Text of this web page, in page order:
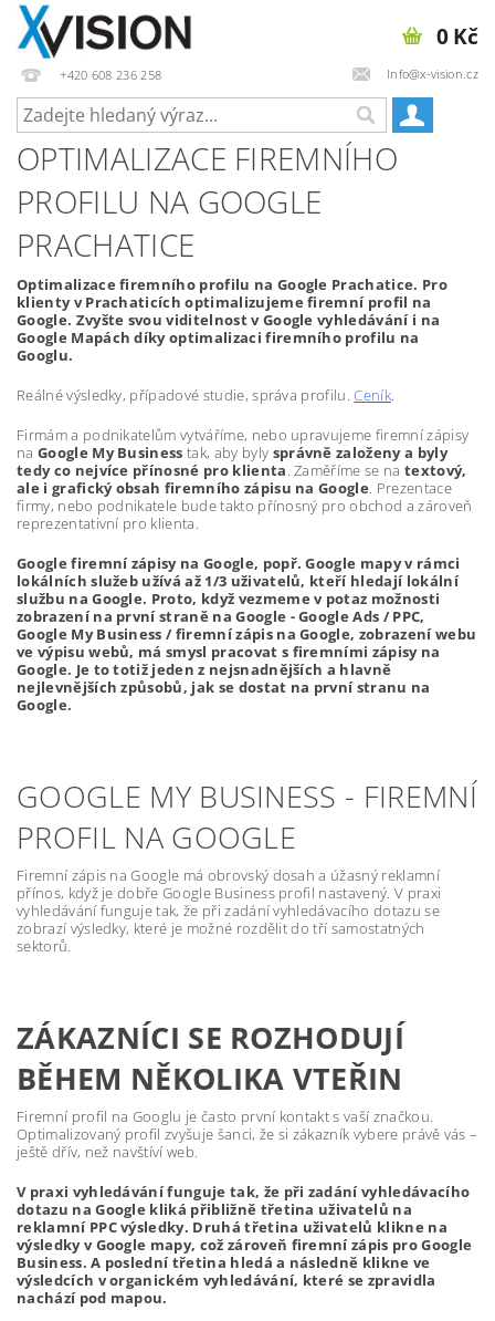
+420 608 236 258 Info@x-vision.cz
0 Kč
OPTIMALIZACE FIREMNÍHO
PROFILU NA GOOGLE
PRACHATICE
Optimalizace firemního profilu na Google Prachatice. Pro
klienty v Prachaticích optimalizujeme firemní profil na
Google. Zvyšte svou viditelnost v Google vyhledávání i na
Google Mapách díky optimalizaci firemního profilu na
Googlu.
Reálné výsledky, případové studie, správa profilu.Ceník.
Firmám a podnikatelům vytváříme, nebo upravujeme firemní zápisy
na Google My Business tak, aby byly správně založeny a byly
tedy co nejvíce přínosné pro klienta. Zaměříme se na textový,
ale i grafický obsah firemního zápisu na Google. Prezentace
firmy, nebo podnikatele bude takto přínosný pro obchod a zároveň
reprezentativní pro klienta.
Google firemní zápisy na Google, popř. Google mapy v rámci
lokálních služeb užívá až 1/3 uživatelů, kteří hledají lokální
službu na Google. Proto, když vezmeme v potaz možnosti
zobrazení na první straně na Google - Google Ads / PPC,
Google My Business / firemní zápis na Google, zobrazení webu
ve výpisu webů, má smysl pracovat s firemními zápisy na
Google. Je to totiž jeden z nejsnadnějších a hlavně
nejlevnějších způsobů, jak se dostat na první stranu na
Google.
GOOGLE MY BUSINESS - FIREMNÍ
PROFIL NA GOOGLE
Firemní zápis na Google má obrovský dosah a úžasný reklamní
přínos, když je dobře Google Business profil nastavený. V praxi
vyhledávání funguje tak, že při zadání vyhledávacího dotazu se
zobrazí výsledky, které je možné rozdělit do tří samostatných
sektorů.
ZÁKAZNÍCI SE ROZHODUJÍ
BĚHEM NĚKOLIKA VTEŘIN
Firemní profil na Googlu je často první kontakt s vaší značkou.
Optimalizovaný profil zvyšuje šanci, že si zákazník vybere právě vás –
ještě dřív, než navštíví web.
V praxi vyhledávání funguje tak, že při zadání vyhledávacího
dotazu na Google kliká přibližně třetina uživatelů na
reklamní PPC výsledky. Druhá třetina uživatelů klikne na
výsledky v Google mapy, což zároveň firemní zápis pro Google
Business. A poslední třetina hledá a následně klikne ve
výsledcích v organickém vyhledávání, které se zpravidla
nachází pod mapou.